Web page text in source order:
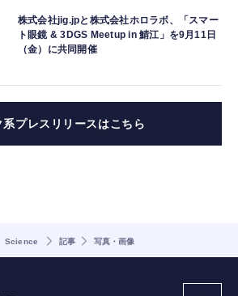
株式会社jig.jpと株式会社ホロラボ、「スマー
ト眼鏡 & 3DGS Meetup in 鯖江」を9月11日
（金）に共同開催
系プレスリリースはこちら
Science 記事 写真・画像